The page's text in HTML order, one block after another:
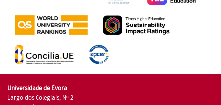
Universidade de Évora
Largo dos Colegiais, Nº 2